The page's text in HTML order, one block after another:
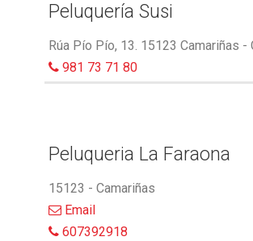
Peluquería Susi
Rúa Pío Pío, 13. 15123 Camariñas -
981 73 71 80
Peluqueria La Faraona
15123 - Camariñas
Email
607392918